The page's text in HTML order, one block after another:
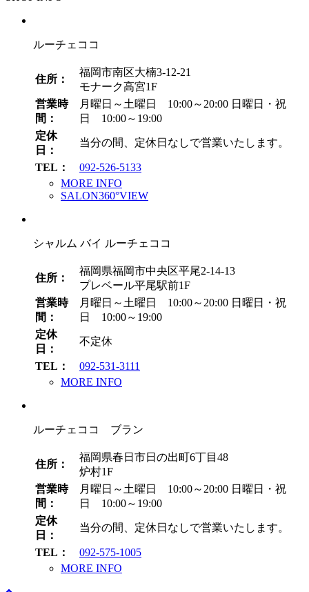
ルーチェココ
住所：
福岡市南区大楠3-12-21
モナーク高宮1F
営業時
間：
月曜日～土曜日 10:00～20:00 日曜日・祝
日 10:00～19:00
定休
日：
当分の間、定休日なしで営業いたします。
TEL：
092-526-5133
MORE INFO
SALON360°VIEW
シャルム バイ ルーチェココ
住所：
福岡県福岡市中央区平尾2-14-13
プレベール平尾駅前1F
営業時
間：
月曜日～土曜日 10:00～20:00 日曜日・祝
日 10:00～19:00
定休
日：
不定休
TEL：
092-531-3111
MORE INFO
ルーチェココ ブラン
住所：
福岡県春日市日の出町6丁目48
炉村1F
営業時
間：
月曜日～土曜日 10:00～20:00 日曜日・祝
日 10:00～19:00
定休
日：
当分の間、定休日なしで営業いたします。
TEL：
092-575-1005
MORE INFO